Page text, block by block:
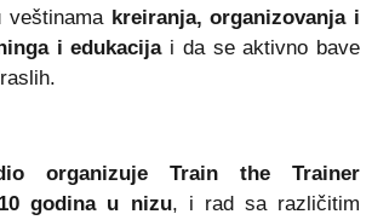
veštinama kreiranja, organizovanja i
i edukacijai da se aktivno bave
organizuje Train the Trainer
godina u nizu, i rad sa različitim